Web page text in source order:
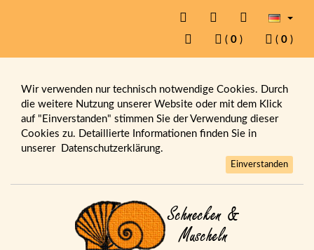
( 0 ) ( 0 )
Wir verwenden nur technisch notwendige Cookies. Durch
die weitere Nutzung unserer Website oder mit dem Klick
auf "Einverstanden" stimmen Sie der Verwendung dieser
Cookies zu. Detaillierte Informationen finden Sie in
unserer Datenschutzerklärung.
Einverstanden